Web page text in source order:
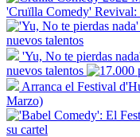
'Cruïlla Comedy' Revival:
'Yu, No te pierdas
nuevos talentos
Arranca el Festival
Marzo)